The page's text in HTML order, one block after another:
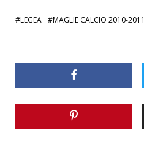
LEGEA MAGLIE CALCIO 2010-2011